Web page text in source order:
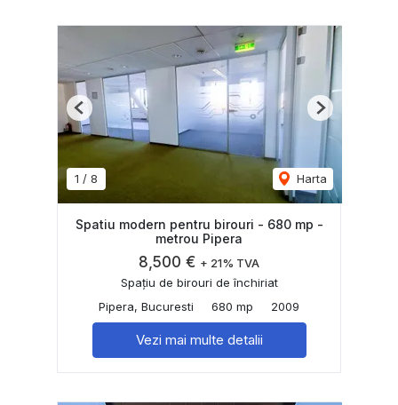
1 / 8 Harta
Previous Next
Spatiu modern pentru birouri - 680 mp -
metrou Pipera
8,500 € + 21% TVA
Spațiu de birouri de închiriat
Pipera, Bucuresti
680 mp 2009
Vezi mai multe detalii